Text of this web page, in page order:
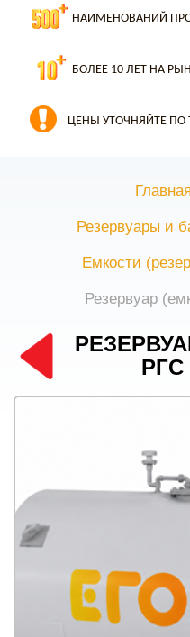
НАИМЕНОВАНИЙ
БОЛЕЕ 10 ЛЕТ НА
ЦЕНЫ УТОЧНЯЙТЕ ПО
Главная
Резервуары и
Емкости
Резервуар
РГС